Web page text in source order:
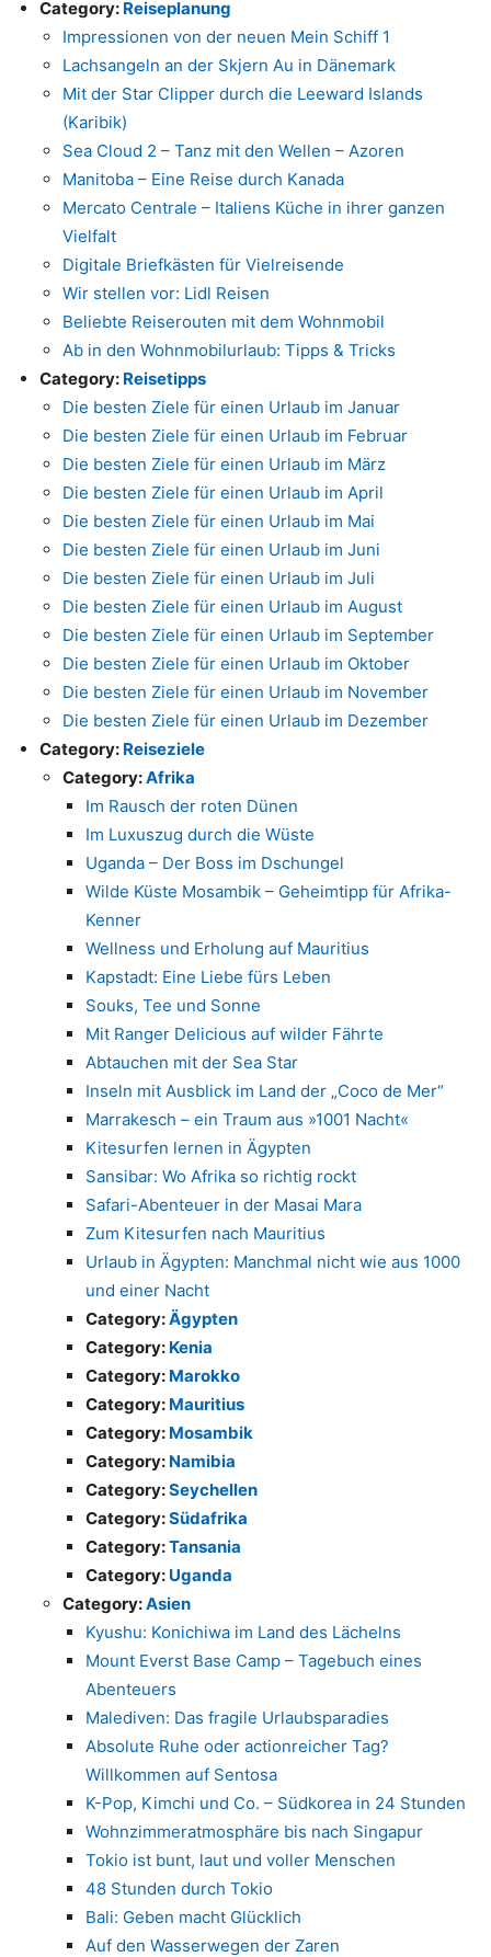
Category: Reiseplanung
Impressionen von der neuen Mein Schiff 1
Lachsangeln an der Skjern Au in Dänemark
Mit der Star Clipper durch die Leeward Islands
(Karibik)
Sea Cloud 2 – Tanz mit den Wellen – Azoren
Manitoba – Eine Reise durch Kanada
Mercato Centrale – Italiens Küche in ihrer ganzen
Vielfalt
Digitale Briefkästen für Vielreisende
Wir stellen vor: Lidl Reisen
Beliebte Reiserouten mit dem Wohnmobil
Ab in den Wohnmobilurlaub: Tipps & Tricks
Category: Reisetipps
Die besten Ziele für einen Urlaub im Januar
Die besten Ziele für einen Urlaub im Februar
Die besten Ziele für einen Urlaub im März
Die besten Ziele für einen Urlaub im April
Die besten Ziele für einen Urlaub im Mai
Die besten Ziele für einen Urlaub im Juni
Die besten Ziele für einen Urlaub im Juli
Die besten Ziele für einen Urlaub im August
Die besten Ziele für einen Urlaub im September
Die besten Ziele für einen Urlaub im Oktober
Die besten Ziele für einen Urlaub im November
Die besten Ziele für einen Urlaub im Dezember
Category: Reiseziele
Category:Afrika
Im Rausch der roten Dünen
Im Luxuszug durch die Wüste
Uganda – Der Boss im Dschungel
Wilde Küste Mosambik – Geheimtipp für Afrika-
Kenner
Wellness und Erholung auf Mauritius
Kapstadt: Eine Liebe fürs Leben
Souks, Tee und Sonne
Mit Ranger Delicious auf wilder Fährte
Abtauchen mit der Sea Star
Inseln mit Ausblick im Land der „Coco de Mer“
Marrakesch – ein Traum aus »1001 Nacht«
Kitesurfen lernen in Ägypten
Sansibar: Wo Afrika so richtig rockt
Safari-Abenteuer in der Masai Mara
Zum Kitesurfen nach Mauritius
Urlaub in Ägypten: Manchmal nicht wie aus 1000
und einer Nacht
Category:Ägypten
Category: Kenia
Category: Marokko
Category: Mauritius
Category: Mosambik
Category: Namibia
Category:Seychellen
Category:Südafrika
Category:Tansania
Category: Uganda
Category:Asien
Kyushu: Konichiwa im Land des Lächelns
Mount Everst Base Camp – Tagebuch eines
Abenteuers
Malediven: Das fragile Urlaubsparadies
Absolute Ruhe oder actionreicher Tag?
Willkommen auf Sentosa
K-Pop, Kimchi und Co. – Südkorea in 24 Stunden
Wohnzimmeratmosphäre bis nach Singapur
Tokio ist bunt, laut und voller Menschen
48 Stunden durch Tokio
Bali: Geben macht Glücklich
Auf den Wasserwegen der Zaren